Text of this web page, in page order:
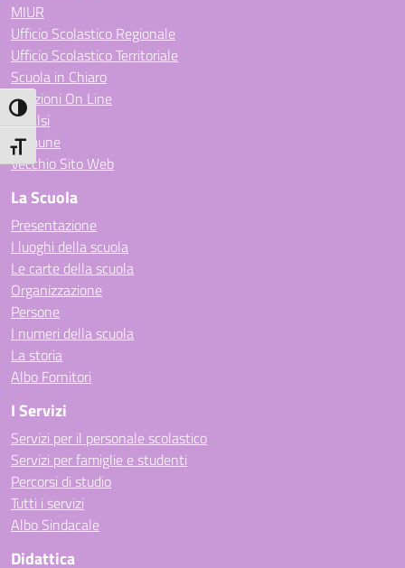
Attiva/disattiva alto contrasto
Attiva/disattiva dimensione testo
MIUR
Ufficio Scolastico Regionale
Ufficio Scolastico Territoriale
Scuola in Chiaro
Iscrizioni On Line
Invalsi
Comune
Vecchio Sito Web
La Scuola
Presentazione
I luoghi della scuola
Le carte della scuola
Organizzazione
Persone
I numeri della scuola
La storia
Albo Fornitori
I Servizi
Servizi per il personale scolastico
Servizi per famiglie e studenti
Percorsi di studio
Tutti i servizi
Albo Sindacale
Didattica